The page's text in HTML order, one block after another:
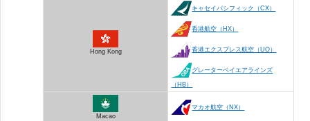
Hong Kong
キャセイパシフィック（CX）
香港航空（HX）
香港エクスプレス航空（UO）
グレーターベイエアラインズ
（HB）
Macao
マカオ航空（NX）